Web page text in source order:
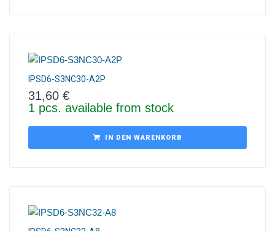
IPSD6-S3NC30-A2P
31,60 €
1 pcs. available from stock
IN DEN WARENKORB